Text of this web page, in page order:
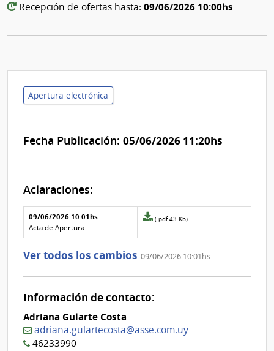
Recepción de ofertas hasta: 09/06/2026 10:00hs
Apertura electrónica
Fecha Publicación: 05/06/2026 11:20hs
Aclaraciones:
Aclaraciones del llamado
Fecha y
texto de
la
Archivo
de la
09/06/2026 10:01hs
Acta de Apertura
Archivo
de
aclaración
0
(.pdf 43 Kb)
Ver todos los cambios 09/06/2026 10:01hs
Información de contacto:
Adriana Gularte Costa
adriana.gulartecosta@asse.com.uy
46233990